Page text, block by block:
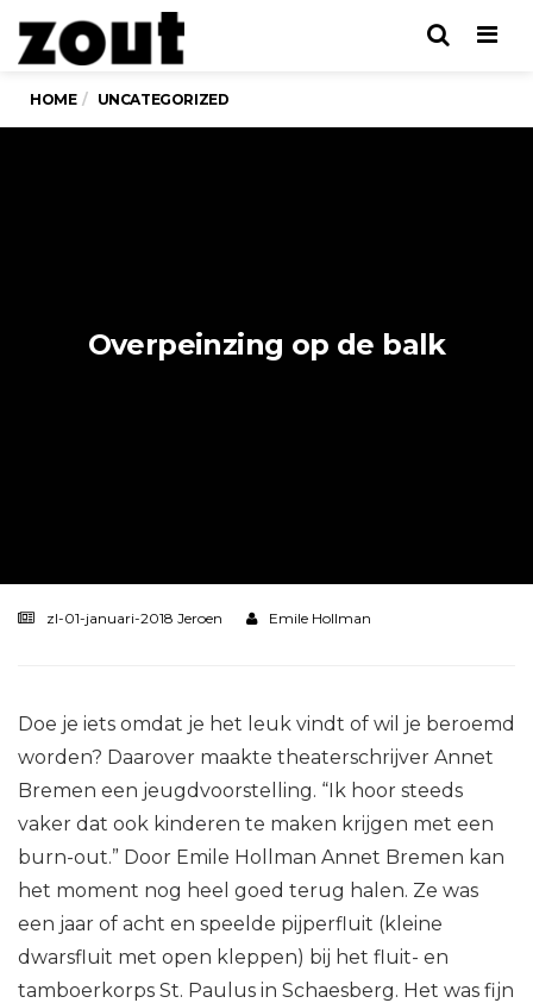
HOME UNCATEGORIZED
Overpeinzing op de balk
zl-01-januari-2018 Jeroen Emile Hollman
Doe je iets omdat je het leuk vindt of wil je beroemd
worden? Daarover maakte theaterschrijver Annet
Bremen een jeugdvoorstelling. “Ik hoor steeds
vaker dat ook kinderen te maken krijgen met een
burn-out.” Door Emile Hollman Annet Bremen kan
het moment nog heel goed terug halen. Ze was
een jaar of acht en speelde pijperfluit (kleine
dwarsfluit met open kleppen) bij het fluit- en
tamboerkorps St. Paulus in Schaesberg. Het was fijn